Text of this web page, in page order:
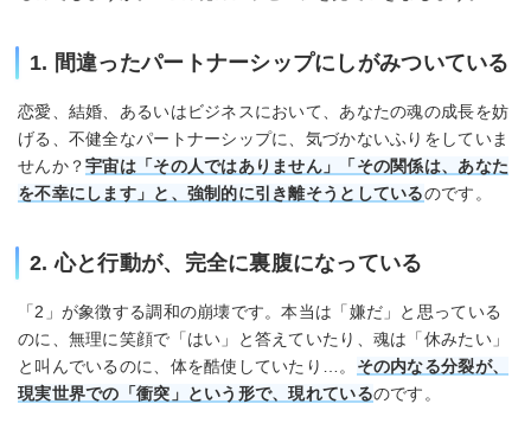
1. 間違ったパートナーシップにしがみついている
恋愛、結婚、あるいはビジネスにおいて、あなたの魂の成長を妨
げる、不健全なパートナーシップに、気づかないふりをしていま
せんか？宇宙は「その人ではありません」「その関係は、あなた
を不幸にします」と、強制的に引き離そうとしているのです。
2. 心と行動が、完全に裏腹になっている
「2」が象徴する調和の崩壊です。本当は「嫌だ」と思っている
のに、無理に笑顔で「はい」と答えていたり、魂は「休みたい」
と叫んでいるのに、体を酷使していたり…。 その内なる分裂が、
現実世界での「衝突」という形で、現れているのです。